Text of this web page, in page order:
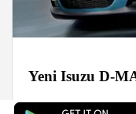
Yeni Isuzu D-
Haberler